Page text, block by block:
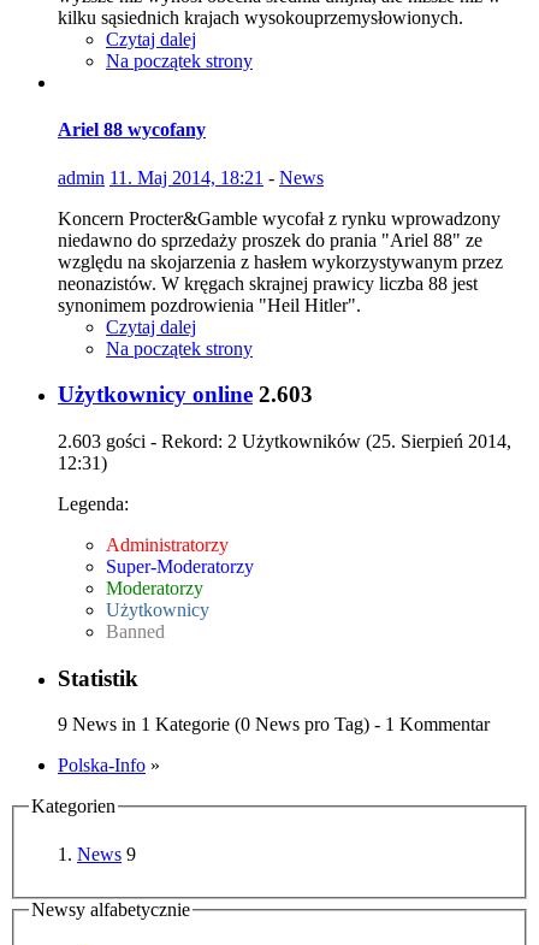
kilku sąsiednich krajach wysokouprzemysłowionych.
Czytaj dalej
Na początek strony
Ariel 88 wycofany
admin 11. Maj 2014, 18:21 - News
Koncern Procter&Gamble wycofał z rynku wprowadzony
niedawno do sprzedaży proszek do prania "Ariel 88" ze
względu na skojarzenia z hasłem wykorzystywanym przez
neonazistów. W kręgach skrajnej prawicy liczba 88 jest
synonimem pozdrowienia "Heil Hitler".
Czytaj dalej
Na początek strony
Użytkownicy online 2.603
2.603 gości - Rekord: 2 Użytkowników (25. Sierpień 2014,
12:31)
Legenda:
Administratorzy
Super-Moderatorzy
Moderatorzy
Użytkownicy
Banned
Statistik
9 News in 1 Kategorie (0 News pro Tag) - 1 Kommentar
Polska-Info »
Kategorien
News 9
Newsy alfabetycznie